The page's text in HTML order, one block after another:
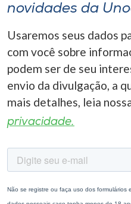
novidades da
Usaremos seus dados
com você sobre
podem ser de seu
envio da divulgação, a
mais detalhes, leia
privacidade.